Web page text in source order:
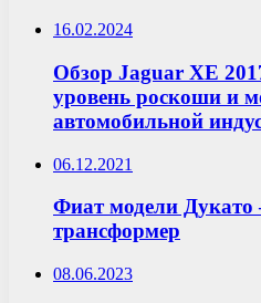
16.02.2024
Обзор Jaguar XE
уровень роскоши и
автомобильной
06.12.2021
Фиат модели
трансформер
08.06.2023